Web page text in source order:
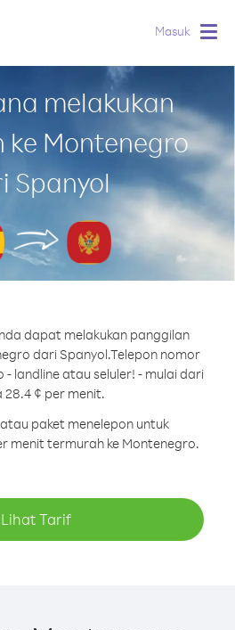
Masuk
melakukan
Montenegro
Spanyol
dapat melakukan panggilan
dari Spanyol.Telepon nomor
landline atau seluler! - mulai dari
28.4 ¢ per menit.
paket menelepon untuk
menit termurah ke Montenegro.
Lihat Tarif